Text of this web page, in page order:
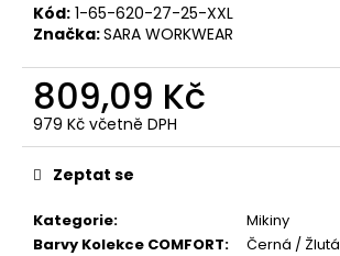
Kód: 1-65-620-27-25-XXL
Značka:SARA WORKWEAR
809,09 Kč
979 Kč včetně DPH
Měrná
cena:
Kategorie:
Mikiny
Barvy Kolekce COMFORT:
Černá / Žlutá
Zeptat se